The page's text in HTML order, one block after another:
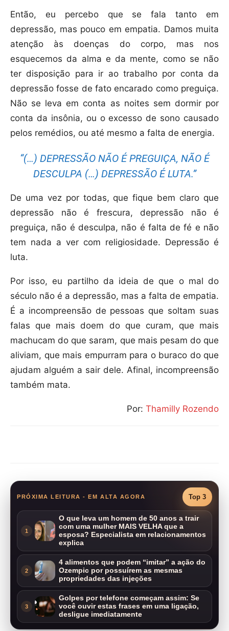
Então, eu percebo que se fala tanto em
depressão, mas pouco em empatia. Damos muita
atenção às doenças do corpo, mas nos
esquecemos da alma e da mente, como se não
ter disposição para ir ao trabalho por conta da
depressão fosse de fato encarado como preguiça.
Não se leva em conta as noites sem dormir por
conta da insônia, ou o excesso de sono causado
pelos remédios, ou até mesmo a falta de energia.
“(…) DEPRESSÃO NÃO É PREGUIÇA, NÃO É
DESCULPA (…) DEPRESSÃO É LUTA.”
De uma vez por todas, que fique bem claro que
depressão não é frescura, depressão não é
preguiça, não é desculpa, não é falta de fé e não
tem nada a ver com religiosidade. Depressão é
luta.
Por isso, eu partilho da ideia de que o mal do
século não é a depressão, mas a falta de empatia.
É a incompreensão de pessoas que soltam suas
falas que mais doem do que curam, que mais
machucam do que saram, que mais pesam do que
aliviam, que mais empurram para o buraco do que
ajudam alguém a sair dele. Afinal, incompreensão
também mata.
Por: Thamilly Rozendo
PRÓXIMA LEITURA - EM ALTA AGORA Top 3
1
O que leva um homem de 50 anos a trair
com uma mulher MAIS VELHA que a
esposa? Especialista em relacionamentos
explica
2
4 alimentos que podem “imitar” a ação do
Ozempic por possuírem as mesmas
propriedades das injeções
3
Golpes por telefone começam assim: Se
você ouvir estas frases em uma ligação,
desligue imediatamente